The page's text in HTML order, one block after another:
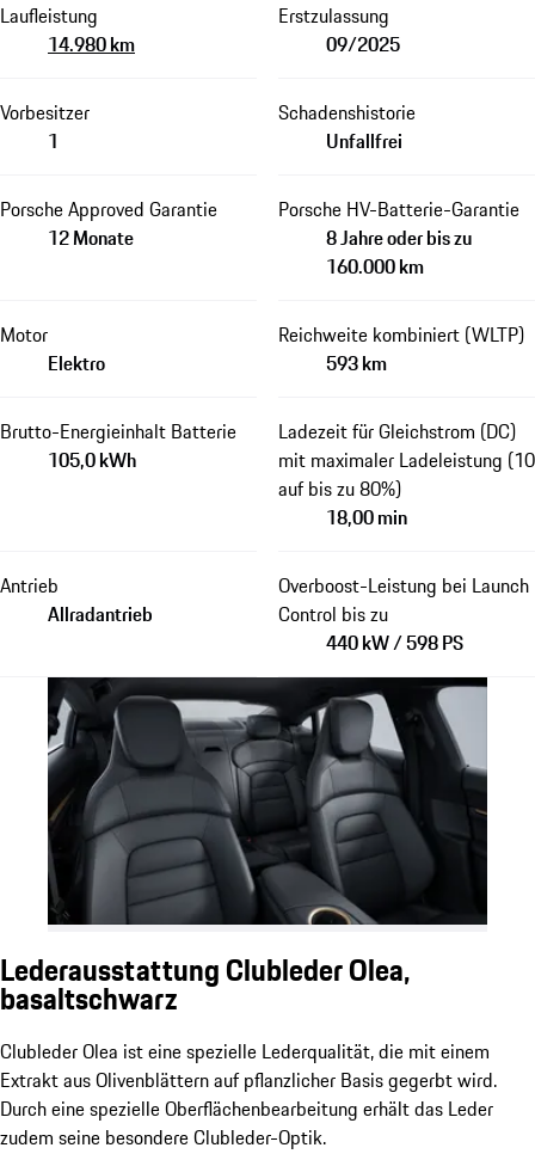
Laufleistung
14.980 km
Erstzulassung
09/2025
Vorbesitzer
1
Schadenshistorie
Unfallfrei
Porsche Approved Garantie
12 Monate
Porsche HV-Batterie-Garantie
8 Jahre oder bis zu
160.000 km
Motor
Elektro
Reichweite kombiniert (WLTP)
593 km
Brutto-Energieinhalt Batterie
105,0 kWh
Ladezeit für Gleichstrom (DC)
mit maximaler Ladeleistung (10
auf bis zu 80%)
18,00 min
Antrieb
Allradantrieb
Overboost-Leistung bei Launch
Control bis zu
440 kW / 598 PS
Lederausstattung Clubleder Olea,
basaltschwarz
Clubleder Olea ist eine spezielle Lederqualität, die mit einem
Extrakt aus Olivenblättern auf pflanzlicher Basis gegerbt wird.
Durch eine spezielle Oberflächenbearbeitung erhält das Leder
zudem seine besondere Clubleder-Optik.